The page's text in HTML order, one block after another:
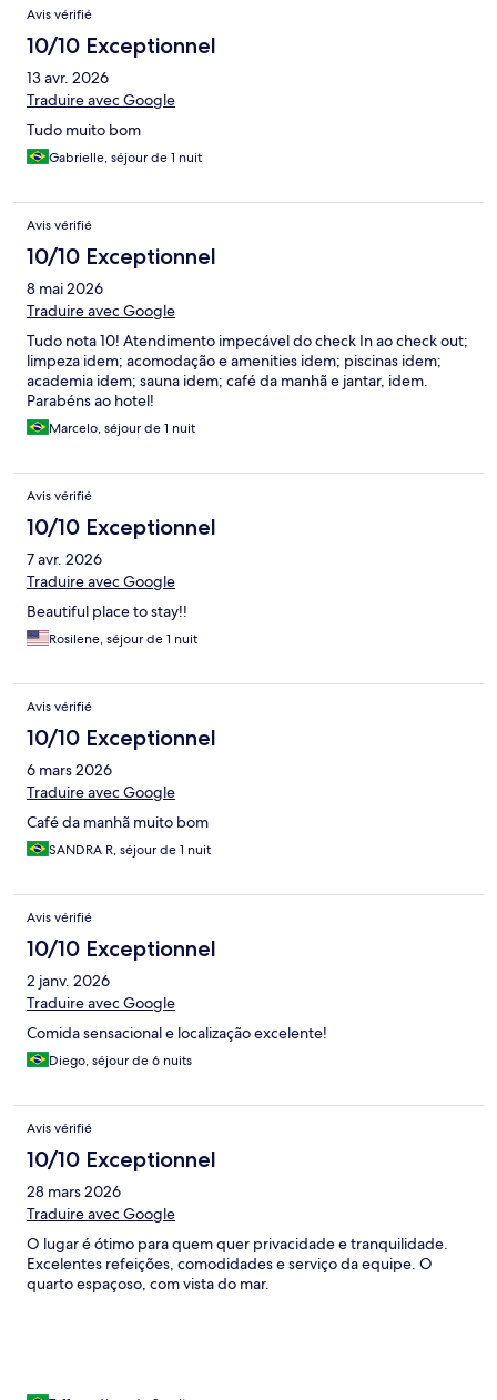
Avis vérifié
10/10 Exceptionnel
13 avr. 2026
Traduire avec Google
Tudo muito bom
Gabrielle, séjour de 1 nuit
Avis vérifié
10/10 Exceptionnel
8 mai 2026
Traduire avec Google
Tudo nota 10! Atendimento impecável do check In ao check out;
limpeza idem; acomodação e amenities idem; piscinas idem;
academia idem; sauna idem; café da manhã e jantar, idem.
Parabéns ao hotel!
Marcelo, séjour de 1 nuit
Avis vérifié
10/10 Exceptionnel
7 avr. 2026
Traduire avec Google
Beautiful place to stay!!
Rosilene, séjour de 1 nuit
Avis vérifié
10/10 Exceptionnel
6 mars 2026
Traduire avec Google
Café da manhã muito bom
SANDRA R, séjour de 1 nuit
Avis vérifié
10/10 Exceptionnel
2 janv. 2026
Traduire avec Google
Comida sensacional e localização excelente!
Diego, séjour de 6 nuits
Avis vérifié
10/10 Exceptionnel
28 mars 2026
Traduire avec Google
O lugar é ótimo para quem quer privacidade e tranquilidade.
Excelentes refeições, comodidades e serviço da equipe. O
quarto espaçoso, com vista do mar.